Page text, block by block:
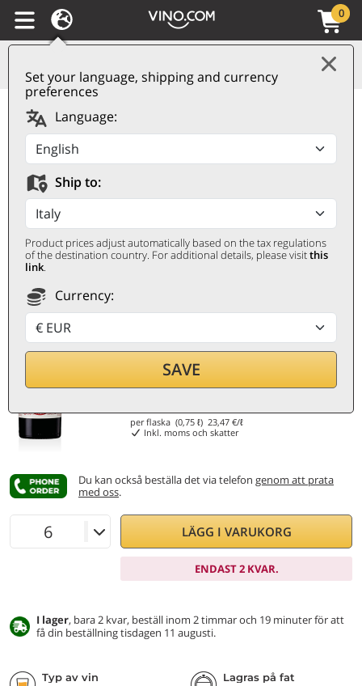
Set your language, shipping and currency
preferences
Language:
Ship to:
Product prices adjust automatically based on the tax regulations
of the destination country. For additional details, please visitthis
link.
Currency:
SAVE
0
Vermouth di Torino IGP
Rubino Riserva
Speciale Martini
MARTINI
0,75 ℓ
17,60€
per flaska (0,75 ℓ)23,47 €/ℓ
Inkl. moms och skatter
Du kan också beställa det via telefon genom att prata
med oss.
LÄGG I VARUKORG
ENDAST 2 KVAR.
I lager, bara 2 kvar, beställ inom 2 timmar och 19 minuter för att
få din beställning tisdagen 11 augusti.
Typ av vin Lagras på fat